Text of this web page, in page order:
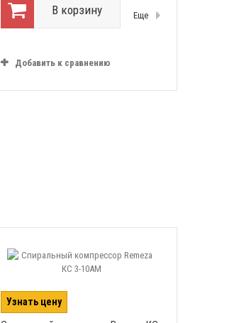
В корзину Еще
Добавить к сравнению
Узнать цену